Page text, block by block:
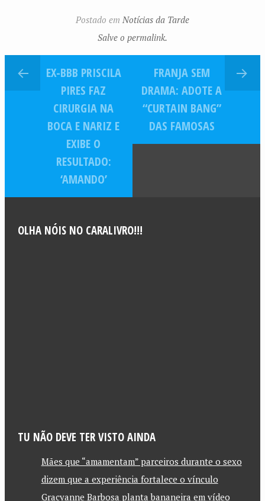
segue para
querem curtir
Postado em Notícias da Tarde
Salve o permalink.
EX-BBB PRISCILA
PIRES FAZ
CIRURGIA NA
BOCA E NARIZ E
EXIBE O
RESULTADO:
‘AMANDO’
FRANJA SEM
DRAMA: ADOTE A
“CURTAIN BANG”
DAS FAMOSAS
OLHA NÓIS NO CARALIVRO!!!
TU NÃO DEVE TER VISTO AINDA
Mães que “amamentam” parceiros durante o sexo
dizem que a experiência fortalece o vínculo
Gracyanne Barbosa planta bananeira em vídeo